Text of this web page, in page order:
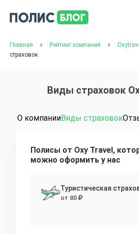
Главная Рейтинг компаний
страховок
Виды страховок
О компанииВиды страховок
Полисы от Oxy Travel,
можно оформить у нас
Туристическая
от 80